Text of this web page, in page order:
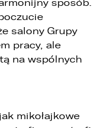
sposób.
salony Grupy
pracy, ale
na wspólnych
mikołajkowe
żądania od
ograniczenia
przetwarzania,